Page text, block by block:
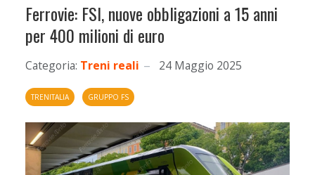
Ferrovie: FSI, nuove obbligazioni a 15 anni
per 400 milioni di euro
Categoria: Treni reali 24 Maggio 2025
TRENITALIA GRUPPO FS